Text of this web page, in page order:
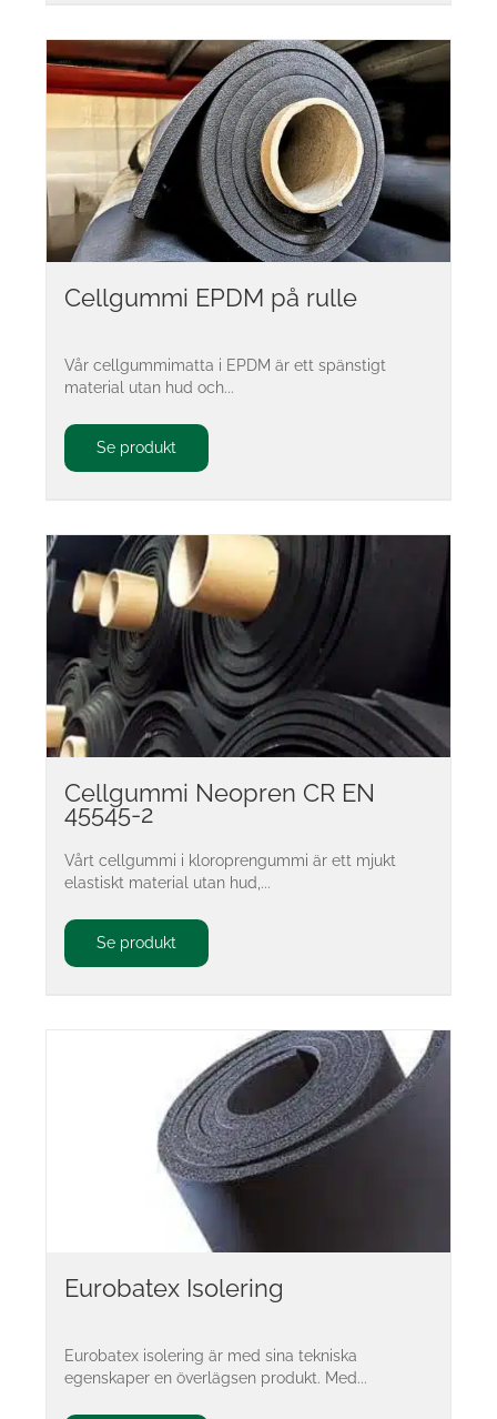
Cellgummi EPDM på rulle
Vår cellgummimatta i EPDM är ett spänstigt
material utan hud och...
Se produkt
Cellgummi Neopren CR EN
45545-2
Vårt cellgummi i kloroprengummi är ett mjukt
elastiskt material utan hud,...
Se produkt
Eurobatex Isolering
Eurobatex isolering är med sina tekniska
egenskaper en överlägsen produkt. Med...